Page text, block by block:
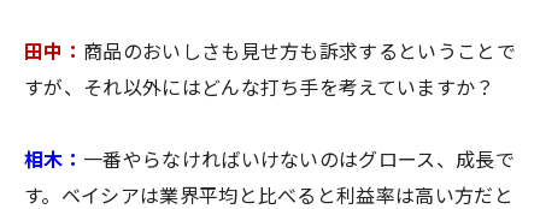
田中： 商品のおいしさも見せ方も訴求するということで
すが、それ以外にはどんな打ち手を考えていますか？
相木： 一番やらなければいけないのはグロース、成長で
す。ベイシアは業界平均と比べると利益率は高い方だと